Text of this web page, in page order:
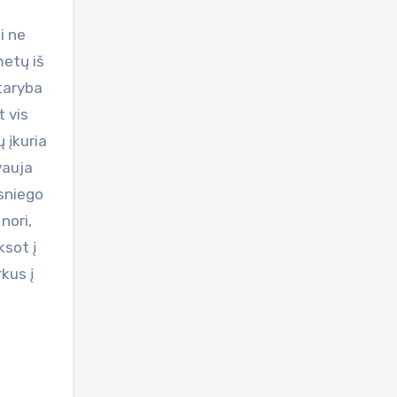
ne
iš
vis
įkuria
į
į